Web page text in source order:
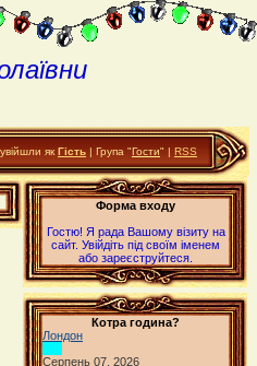
якГість | Група "Гости" | RSS
Форма входу
Гостю! Я рада Вашому візиту на
сайт. Увійдіть під своїм іменем
або зареєструйтеся.
Котра година?
Лондон
Серпень 07, 2026